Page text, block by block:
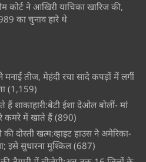
कोर्ट ने आखिरी याचिका खारिज की,
का चुनाव हारे थे
तीज, मेहंदी रचा सादे कपड़ों में लगीं
(1,159)
हैं शाकाहारी:बेटी ईशा देओल बोलीं- मां
कमरे में खाते हैं (890)
की दोस्ती खत्म:व्हाइट हाउस ने अमेरिका-
इसे सुधारना मुश्किल (687)